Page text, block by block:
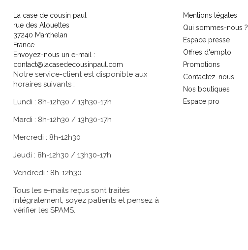
La case de cousin paul
rue des Alouettes
37240 Manthelan
France
Envoyez-nous un e-mail :
contact@lacasedecousinpaul.com
Notre service-client est disponible aux
horaires suivants :
Lundi : 8h-12h30 / 13h30-17h
Mardi : 8h-12h30 / 13h30-17h
Mercredi : 8h-12h30
Jeudi : 8h-12h30 / 13h30-17h
Vendredi : 8h-12h30
Tous les e-mails reçus sont traités
intégralement, soyez patients et pensez à
vérifier les SPAMS.
Mentions légales
Qui sommes-nous ?
Espace presse
Offres d'emploi
Promotions
Contactez-nous
Nos boutiques
Espace pro